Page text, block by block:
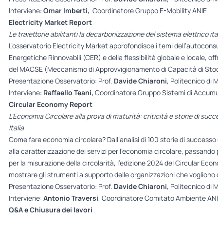
Interviene: Omar Imberti, CoordinatoreGruppo E-Mobility ANIE
Electricity Market Report
Le traiettorie abilitanti la decarbonizzazione del sistema elettrico
L’osservatorio Electricity Market approfondisce i temi
Energetiche Rinnovabili (CER) e della flessibilità globale e locale,
del MACSE (Meccanismo di Approvvigionamento di Capacità di
Presentazione Osservatorio: Prof. Davide Chiaroni, Politecnico di
Interviene: Raffaello Teani, Coordinatore Gruppo Sistemi di
Circular Economy Report
L’Economia Circolare alla prova di maturità: criticità e storie di
Italia
Come fare economia circolare? Dall’analisi di 100 storie di
alla caratterizzazione dei servizi per l’economia circolare,
per la misurazione della circolarità, l’edizione 2024 del Circular
mostrare gli strumenti a supporto delle organizzazioni che
Presentazione Osservatorio: Prof. Davide Chiaroni, Politecnico di
Interviene: Antonio Traversi, Coordinatore Comitato Ambiente
Q&A e Chiusura dei lavori